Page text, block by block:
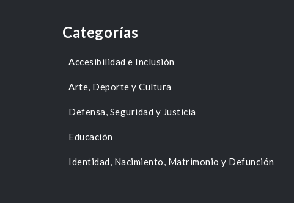
Categorías
Accesibilidad e Inclusión
Arte, Deporte y Cultura
Defensa, Seguridad y Justicia
Educación
Identidad, Nacimiento, Matrimonio y Defunción